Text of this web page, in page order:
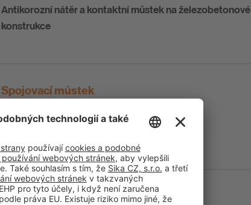
Antikorozní nátěr a kontaktní můstek na železobetonové
konstrukce
Spojovací můstek
Spojovací můstek na cementové bázi.
Podlahová vyrovnávka